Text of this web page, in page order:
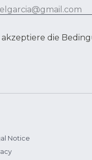
akzeptiere die
Notice